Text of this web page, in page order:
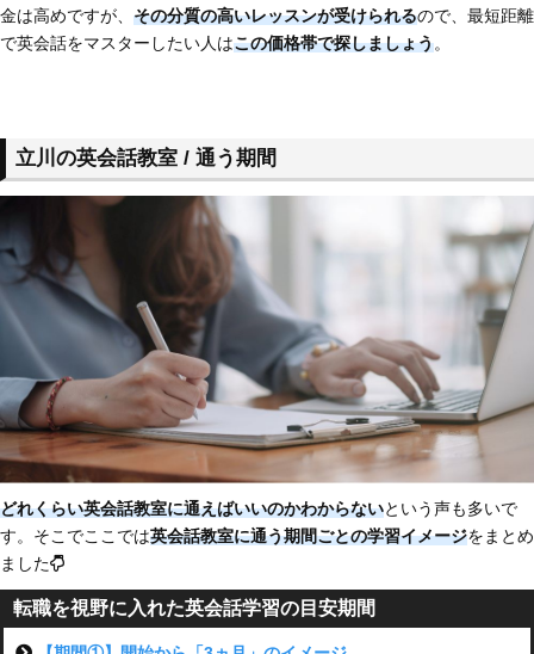
金は高めですが、 その分質の高いレッスンが受けられるので、最短距離
で英会話をマスターしたい人はこの価格帯で探しましょう。
立川の英会話教室 / 通う期間
どれくらい英会話教室に通えばいいのかわからないという声も多いで
す。そこでここでは英会話教室に通う期間ごとの学習イメージをまとめ
ました
転職を視野に入れた英会話学習の目安期間